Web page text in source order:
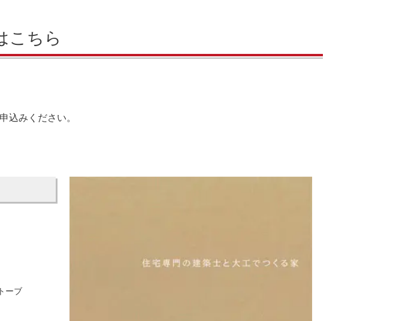
こちら
込みください。
ーブ